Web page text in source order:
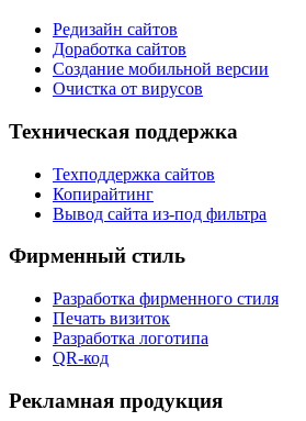
Редизайн сайтов
Доработка сайтов
Создание мобильной версии
Очистка от вирусов
Техническая поддержка
Техподдержка сайтов
Копирайтинг
Вывод сайта из-под фильтра
Фирменный стиль
Разработка фирменного стиля
Печать визиток
Разработка логотипа
QR-код
Рекламная продукция